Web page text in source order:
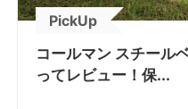
PickUp
コールマン スチール
ってレビュー！保...